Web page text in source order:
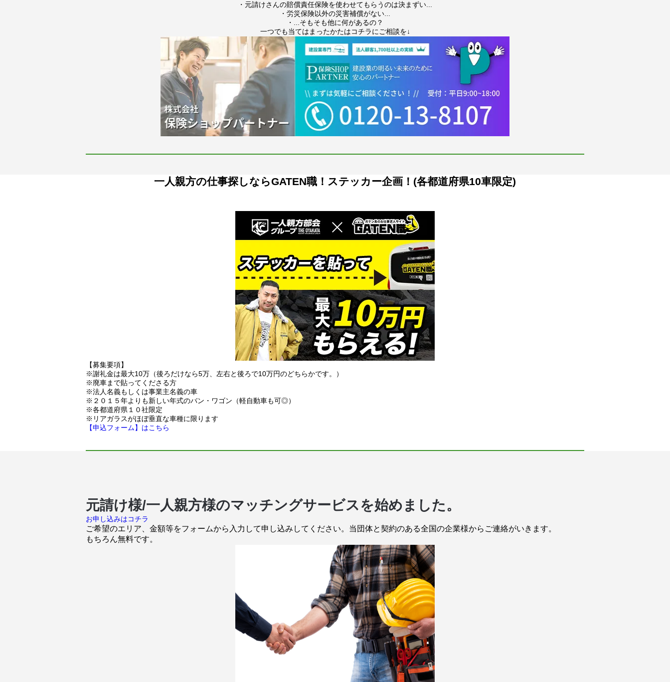
・元請けさんの賠償責任保険を使わせてもらうのは決まずい...
・労災保険以外の災害補償がない...
・...そもそも他に何があるの？
一つでも当てはまったかたはコチラにご相談を↓
一人親方の仕事探しならGATEN職！ステッカー企画！(各都道府県10車限定)
【募集要項】
※謝礼金は最大10万（後ろだけなら5万、左右と後ろで10万円のどちらかです。）
※廃車まで貼ってくださる方
※法人名義もしくは事業主名義の車
※２０１５年よりも新しい年式のバン・ワゴン（軽自動車も可◎）
※各都道府県１０社限定
※リアガラスがほぼ垂直な車種に限ります
【申込フォーム】はこちら
元請け様/一人親方様のマッチングサービスを始めました。
お申し込みはコチラ
ご希望のエリア、金額等をフォームから入力して申し込みしてください。当団体と契約のある全国の企業様からご連絡がいきます。
もちろん無料です。